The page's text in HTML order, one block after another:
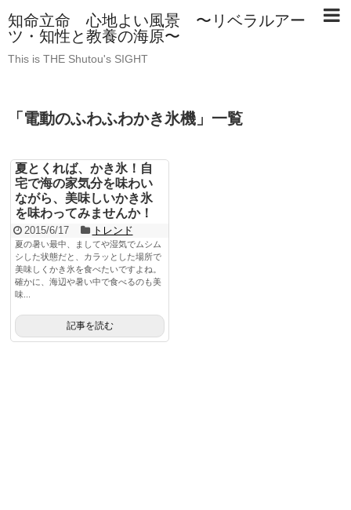
知命立命 心地よい風景 〜リベラルアー
ツ・知性と教養の海原〜
This is THE Shutou's SIGHT
「 電動のふわふわかき氷機 」 一覧
夏とくれば、かき氷！自
宅で海の家気分を味わい
ながら、美味しいかき氷
を味わってみませんか！
2015/6/17 トレンド
夏の暑い最中、ましてや湿気でムシム
シした状態だと、カラッとした場所で
美味しくかき氷を食べたいですよね。
確かに、海辺や暑い中で食べるのも美
味...
記事を読む